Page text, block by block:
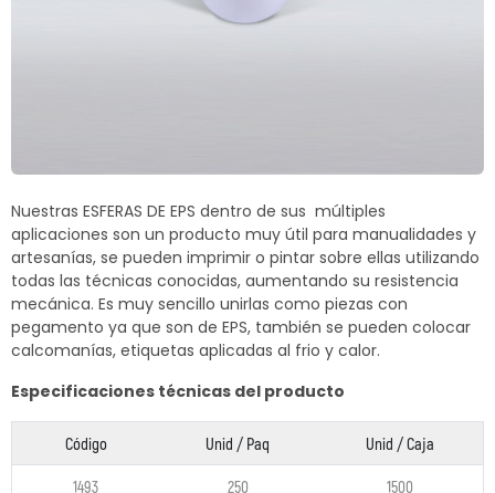
Nuestras ESFERAS DE EPS dentro de sus múltiples
aplicaciones son un producto muy útil para manualidades y
artesanías, se pueden imprimir o pintar sobre ellas utilizando
todas las técnicas conocidas, aumentando su resistencia
mecánica. Es muy sencillo unirlas como piezas con
pegamento ya que son de EPS, también se pueden colocar
calcomanías, etiquetas aplicadas al frio y calor.
Especificaciones técnicas del producto
Código Unid / Paq Unid / Caja
1493 250 1500